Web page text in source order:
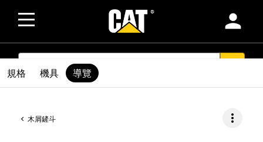
person
SEARCH
木屑鏟斗 more_vert
規格 機具 導覽